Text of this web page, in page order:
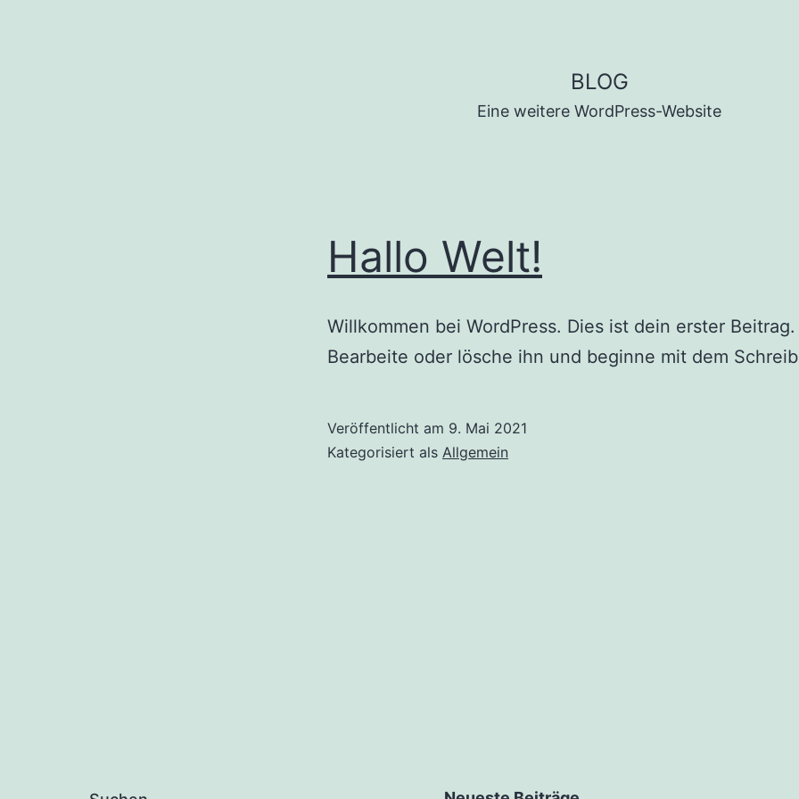
BLOG
Eine weitere WordPress-Website
Hallo Welt!
Willkommen bei WordPress. Dies ist dein erster Beitrag.
Bearbeite oder lösche ihn und beginne mit dem
Veröffentlicht am 9. Mai 2021
Kategorisiert als Allgemein